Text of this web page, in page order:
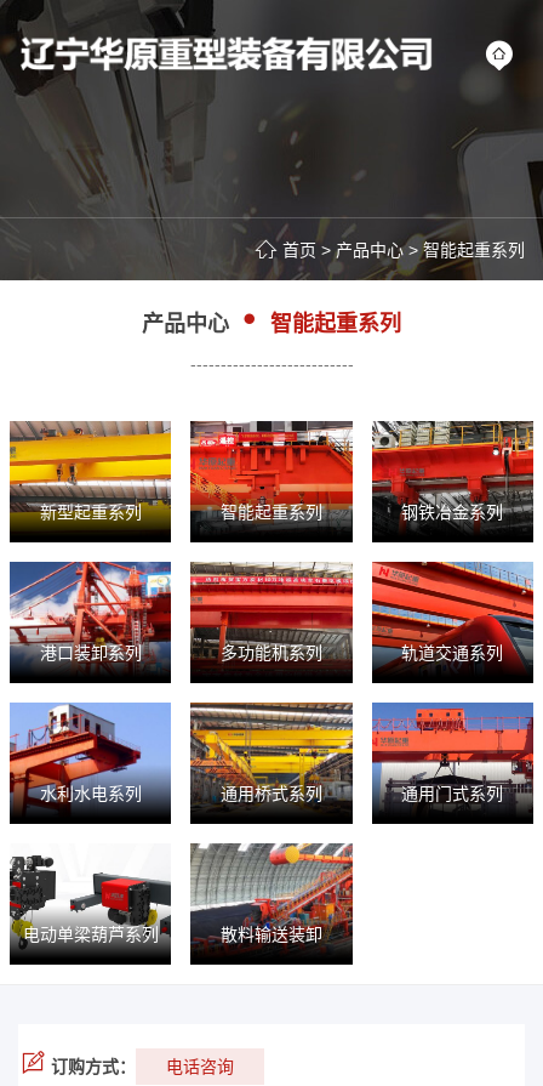
首页 >产品中心> 智能起重系列
产品中心 智能起重系列
---------------------------
新型起重系列 智能起重系列 钢铁冶金系列
港口装卸系列 多功能机系列 轨道交通系列
水利水电系列 通用桥式系列 通用门式系列
电动单梁葫芦系列 散料输送装卸
订购方式： 电话咨询